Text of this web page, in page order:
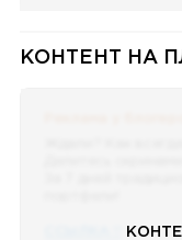
КОНТЕНТ НА
Делитесь
За 7 дней